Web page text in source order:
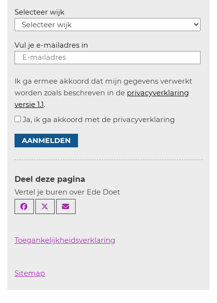
Selecteer wijk
Vul je e-mailadres in
Ik ga ermee akkoord dat mijn gegevens verwerkt
worden zoals beschreven in de privacyverklaring
versie 1.1.
Ja, ik ga akkoord met de privacyverklaring
AANMELDEN
Deel deze pagina
Vertel je buren over Ede Doet
Toegankelijkheidsverklaring
Sitemap